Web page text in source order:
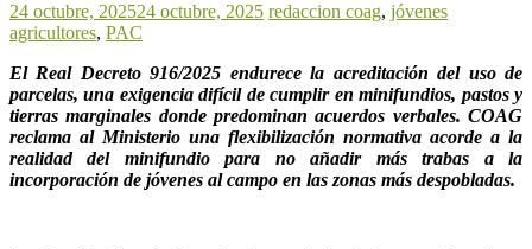
24 octubre, 202524 octubre, 2025 redaccion coag, jóvenes
agricultores, PAC
El Real Decreto 916/2025 endurece la acreditación del uso de
parcelas, una exigencia difícil de cumplir en minifundios, pastos y
tierras marginales donde predominan acuerdos verbales. COAG
reclama al Ministerio una flexibilización normativa acorde a la
realidad del minifundio para no añadir más trabas a la
incorporación de jóvenes al campo en las zonas más despobladas.